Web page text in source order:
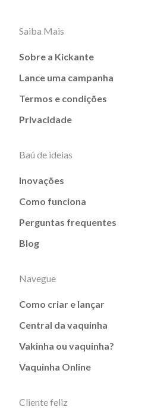
Saiba Mais
Sobre a Kickante
Lance uma campanha
Termos e condições
Privacidade
Baú de ideias
Inovações
Como funciona
Perguntas frequentes
Blog
Navegue
Como criar e lançar
Central da vaquinha
Vakinha ou vaquinha?
Vaquinha Online
Cliente feliz